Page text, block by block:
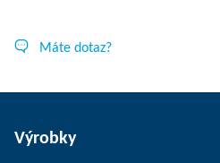
Máte dotaz?
Výrobky